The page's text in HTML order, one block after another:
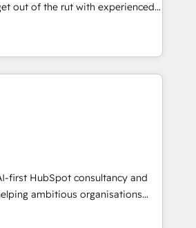
stronger
- Make better
out of the rut with experienced,
implementing HubSpot
CMS and Operations Hub,
engaging with your customers
a top ranked
winner of Rookie of the Year
Awards, 4.9/5 rating in HubSpot
in Clutch Reviews. Digifianz
logistics & 3PL, home
branding and
real estate, health, education,
& IT and consulting, make the
UAE, Mexico and Latin
first HubSpot consultancy and
ambitious organisations
and intelligence.